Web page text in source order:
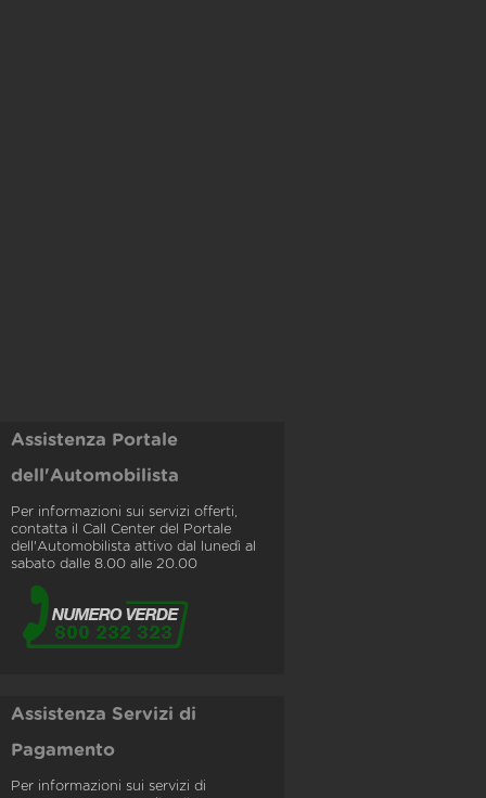
Assistenza Portale
dell'Automobilista
Per informazioni sui servizi offerti,
contatta il Call Center del Portale
dell'Automobilista attivo dal lunedì al
sabato dalle 8.00 alle 20.00
Assistenza Servizi di
Pagamento
Per informazioni sui servizi di